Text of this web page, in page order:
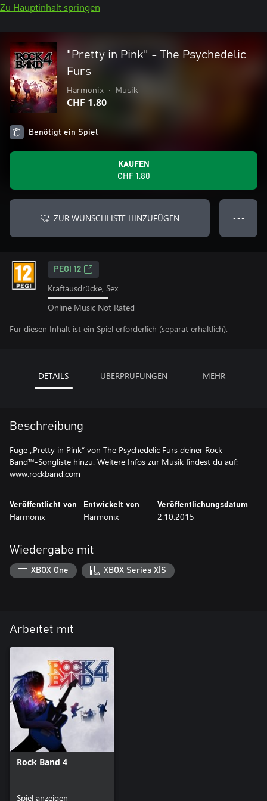
Zu Hauptinhalt springen
"Pretty in Pink" - The Psychedelic
Furs
Harmonix • Musik
CHF 1.80
Benötigt ein Spiel
KAUFEN
CHF 1.80
ZUR WUNSCHLISTE HINZUFÜGEN ● ● ●
PEGI 12
Kraftausdrücke, Sex
Online Music Not Rated
Für diesen Inhalt ist ein Spiel erforderlich (separat erhältlich).
DETAILS ÜBERPRÜFUNGEN MEHR
Beschreibung
Füge „Pretty in Pink“ von The Psychedelic Furs deiner Rock
Band™-Songliste hinzu. Weitere Infos zur Musik findest du auf:
www.rockband.com
Veröffentlicht von
Harmonix
Entwickelt von
Harmonix
Veröffentlichungsdatum
2.10.2015
Wiedergabe mit
XBOX One XBOX Series X|S
Arbeitet mit
Rock Band 4
Spiel anzeigen